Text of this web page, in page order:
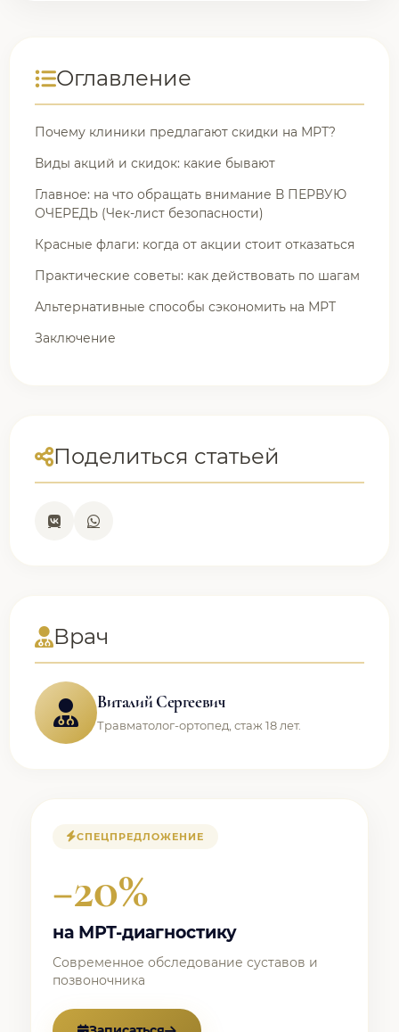
Оглавление
Почему клиники предлагают скидки на МРТ?
Виды акций и скидок: какие бывают
Главное: на что обращать внимание В ПЕРВУЮ
ОЧЕРЕДЬ (Чек-лист безопасности)
Красные флаги: когда от акции стоит отказаться
Практические советы: как действовать по шагам
Альтернативные способы сэкономить на МРТ
Заключение
Поделиться статьей
Врач
Виталий Сергеевич
Травматолог-ортопед, стаж 18 лет.
СПЕЦПРЕДЛОЖЕНИЕ
−20%
на МРТ-диагностику
Современное обследование суставов и
позвоночника